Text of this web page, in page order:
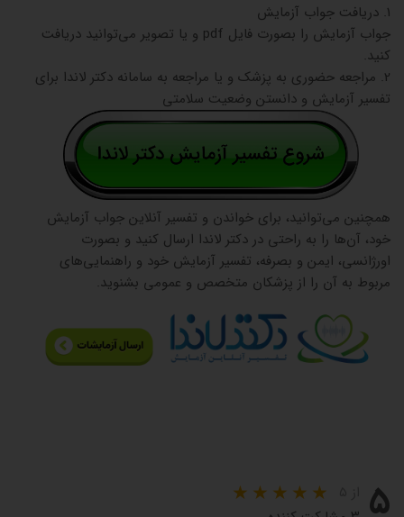
1. دریافت جواب آزمایش
جواب آزمایش را بصورت فایل pdf و یا تصویر می‌توانید دریافت
کنید.
2. مراجعه حضوری به پزشک و یا مراجعه به سامانه دکتر لاندا برای
تفسیر آزمایش و دانستن وضعیت سلامتی
همچنین می‌توانید، برای خواندن و تفسیر آنلاین جواب آزمایش
خود، آن‌ها را به راحتی در دکتر لاندا ارسال کنید و بصورت
اورژانسی، ایمن و بصرفه، تفسیر آزمایش خود و راهنمایی‌های
مربوط به آن را از پزشکان متخصص و عمومی بشنوید.
۵